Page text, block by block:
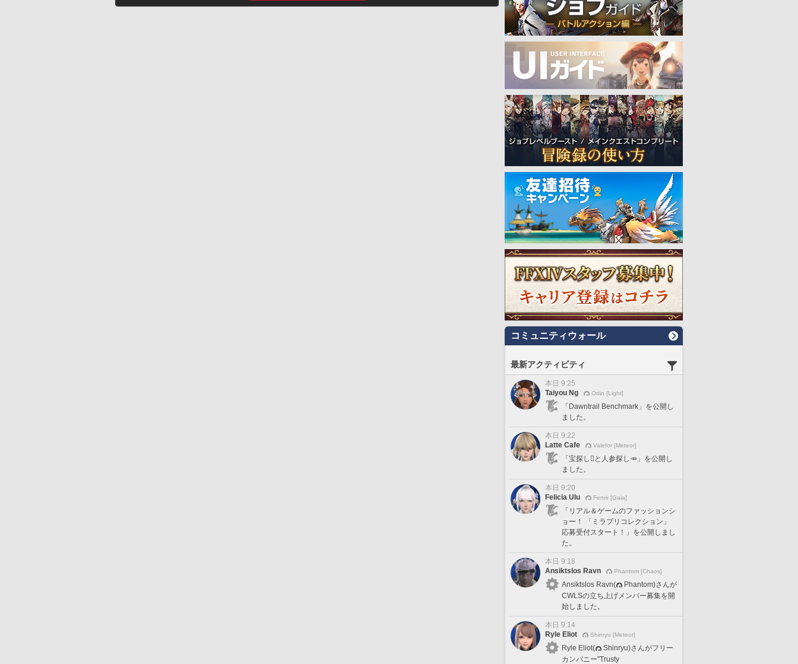
コミュニティウォール
最新アクティビティ
本日 9:25
Taiyou Ng
Odin [Light]
「Dawntrail Benchmark」を公開し
ました。
本日 9:22
Latte Cafe
Valefor [Meteor]
「宝探し🪎と人参探し🥕」を公開し
ました。
本日 9:20
Felicia Ulu
Fenrir [Gaia]
「リアル＆ゲームのファッションシ
ョー！ 「ミラプリコレクション」
応募受付スタート！」を公開しまし
た。
本日 9:18
Ansiktslos Ravn
Phantom [Chaos]
Ansiktslos Ravn(
Phantom)さんが
CWLSの立ち上げメンバー募集を開
始しました。
本日 9:14
Ryle Eliot
Shinryu [Meteor]
Ryle Eliot(
Shinryu)さんがフリー
カンパニー"Trusty